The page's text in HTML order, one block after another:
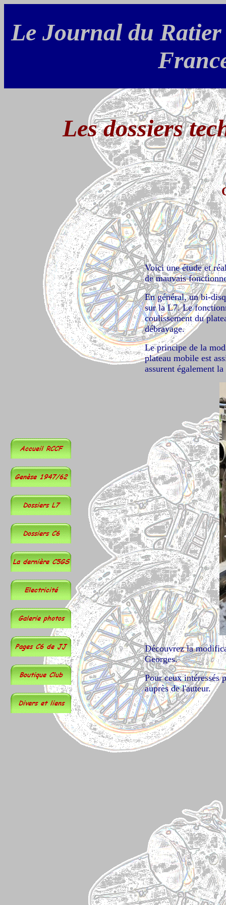
Le Journal du Ratier
Les dossiers
Voici une étude et
de mauvais
En général, un bi-
sur la L7. Le
coulissement du
débrayage.
Le principe de la
plateau mobile est
assurent également
Découvrez la
Georges.
Pour ceux intéressés
auprès de l'auteur.